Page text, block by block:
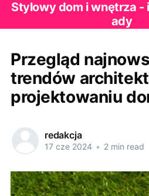
Stylowy dom i wnętrza -
ady
Przegląd
trendów
projektowaniu
redakcja
17 cze 2024 • 2 min read